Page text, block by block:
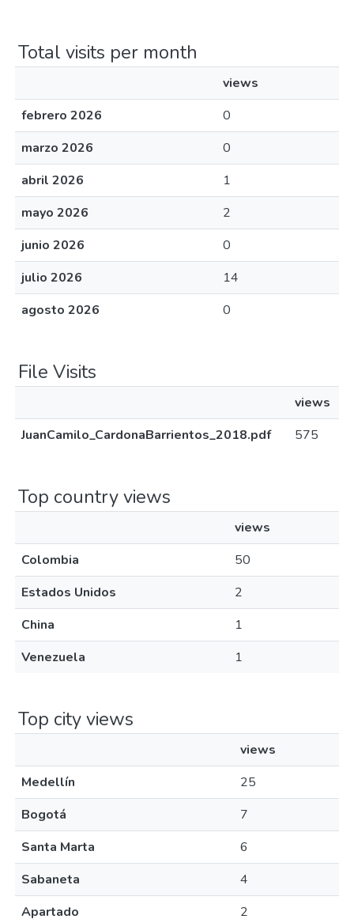
Total visits per month
views
febrero 2026
0
marzo 2026
0
abril 2026
1
mayo 2026
2
junio 2026
0
julio 2026
14
agosto 2026
0
File Visits
views
JuanCamilo_CardonaBarrientos_2018.pdf
575
Top country views
views
Colombia
50
Estados Unidos
2
China
1
Venezuela
1
Top city views
views
Medellín
25
Bogotá
7
Santa Marta
6
Sabaneta
4
Apartado
2